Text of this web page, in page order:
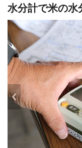
水分計で米の水